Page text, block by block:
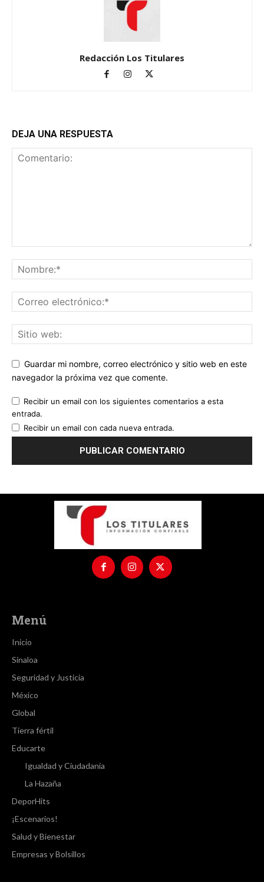
Redacción Los Titulares
DEJA UNA RESPUESTA
Guardar mi nombre, correo electrónico y sitio web en este
navegador la próxima vez que comente.
Recibir un email con los siguientes comentarios a esta
entrada.
Recibir un email con cada nueva entrada.
Menú
Inicio
Sinaloa
Seguridad y Justicia
México
Global
Tierra fértil
Educarte
Igualdad y Ciudadanía
La Hazaña
DeporHits
¡Escenarios!
Salud y Bienestar
Empresas y Bolsillos